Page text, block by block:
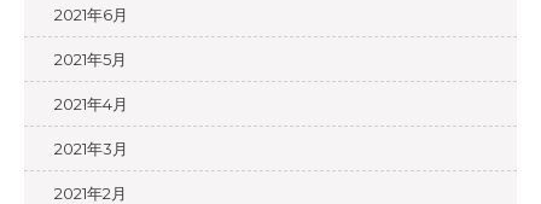
2021年6月
2021年5月
2021年4月
2021年3月
2021年2月